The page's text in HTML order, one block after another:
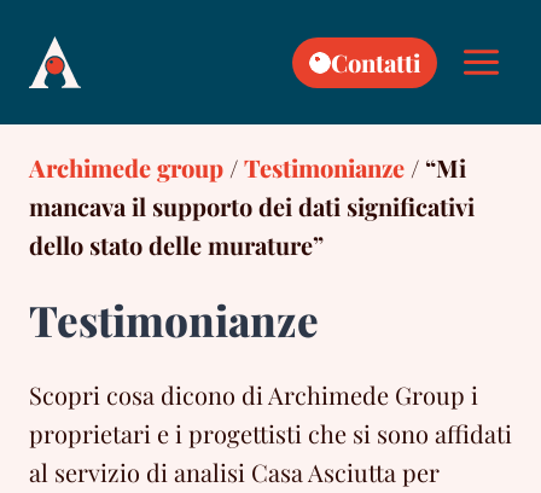
content
Contatti
Archimede group/Testimonianze/ “Mi
mancava il supporto dei dati significativi
dello stato delle murature”
Testimonianze
Scopri cosa dicono di Archimede Group i
proprietari e i progettisti che si sono affidati
al servizio di analisi Casa Asciutta per